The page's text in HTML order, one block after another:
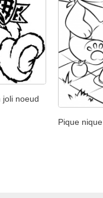
joli noeud
Pique nique